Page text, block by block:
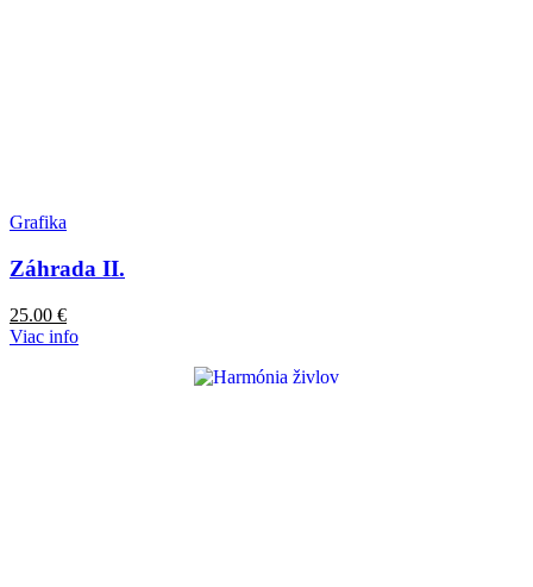
Grafika
Záhrada II.
25.00 €
Viac info